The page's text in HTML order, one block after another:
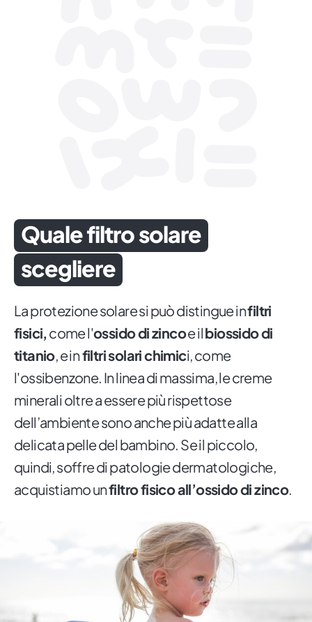
Quale filtro solare
scegliere
La protezione solare si può distingue infiltri
fisici, come l'ossido di zincoe ilbiossido di
titanio, e infiltri solari chimici, come
l'ossibenzone. In linea di massima, le creme
minerali oltre a essere più rispettose
dell’ambiente sono anche più adatte alla
delicata pelle del bambino. Se il piccolo,
quindi, soffre di patologie dermatologiche,
acquistiamo unfiltro fisico all’ossido di zinco.